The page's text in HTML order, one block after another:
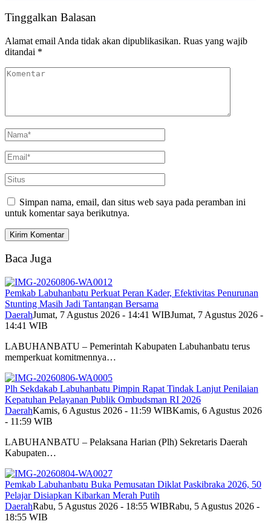
Tinggalkan Balasan
Alamat email Anda tidak akan dipublikasikan. Ruas yang wajib
ditandai *
Simpan nama, email, dan situs web saya pada peramban ini
untuk komentar saya berikutnya.
Baca Juga
Pemkab Labuhanbatu Perkuat Peran Kader, Efektivitas Penurunan
Stunting Masih Jadi Tantangan Bersama
DaerahJumat, 7 Agustus 2026 - 14:41 WIBJumat, 7 Agustus 2026 -
14:41 WIB
LABUHANBATU – Pemerintah Kabupaten Labuhanbatu terus
memperkuat komitmennya…
Plh Sekdakab Labuhanbatu Pimpin Rapat Tindak Lanjut Penilaian
Kepatuhan Pelayanan Publik Ombudsman RI 2026
DaerahKamis, 6 Agustus 2026 - 11:59 WIBKamis, 6 Agustus 2026
- 11:59 WIB
LABUHANBATU – Pelaksana Harian (Plh) Sekretaris Daerah
Kabupaten…
Pemkab Labuhanbatu Buka Pemusatan Diklat Paskibraka 2026, 50
Pelajar Disiapkan Kibarkan Merah Putih
DaerahRabu, 5 Agustus 2026 - 18:55 WIBRabu, 5 Agustus 2026 -
18:55 WIB